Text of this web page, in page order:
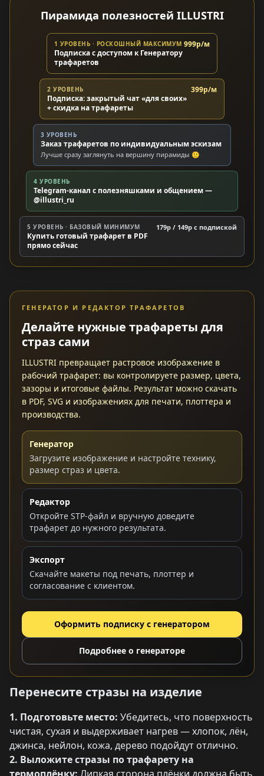
Пирамида полезностей ILLUSTRI
1 УРОВЕНЬ · РОСКОШНЫЙ МАКСИМУМ
Подписка с доступом к Генератору
трафаретов
999р/м
2 УРОВЕНЬ
Подписка: закрытый чат «для своих»
+ скидка на трафареты
399р/м
3 УРОВЕНЬ
Заказ трафаретов по индивидуальным эскизам
Лучше сразу заглянуть на вершину пирамиды 🙂
4 УРОВЕНЬ
Telegram-канал с полезняшками и общением —
@illustri_ru
5 УРОВЕНЬ · БАЗОВЫЙ МИНИМУМ
Купить готовый трафарет в PDF
прямо сейчас
179р / 149р c подпиской
ГЕНЕРАТОР И РЕДАКТОР ТРАФАРЕТОВ
Делайте нужные трафареты для
страз сами
ILLUSTRI превращает растровое изображение в
рабочий трафарет: вы контролируете размер, цвета,
зазоры и итоговые файлы. Результат можно скачать
в PDF, SVG и изображениях для печати, плоттера и
производства.
Генератор
Загрузите изображение и настройте технику,
размер страз и цвета.
Редактор
Откройте STP-файл и вручную доведите
трафарет до нужного результата.
Экспорт
Скачайте макеты под печать, плоттер и
согласование с клиентом.
Оформить подписку с генератором
Подробнее о генераторе
Перенесите стразы на изделие
1. Подготовьте место: Убедитесь, что поверхность
чистая, сухая и выдерживает нагрев — хлопок, лён,
джинса, нейлон, кожа, дерево подойдут отлично.
2. Выложите стразы по трафарету на